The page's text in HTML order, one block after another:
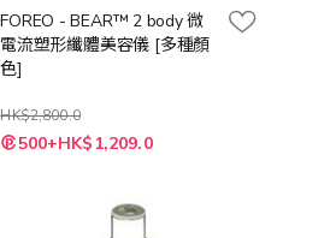
FOREO - BEAR™ 2 body 微
電流塑形纖體美容儀 [多種顏
色]
HK$2,800.0
500+HK$1,209.0